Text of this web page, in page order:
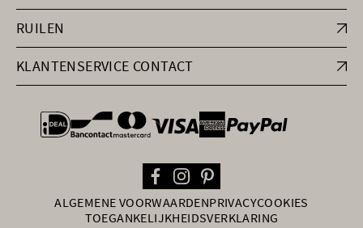
RUILEN
KLANTENSERVICE CONTACT
general.paymentOptions
ALGEMENE VOORWAARDENPRIVACYCOOKIES
TOEGANKELIJKHEIDSVERKLARING